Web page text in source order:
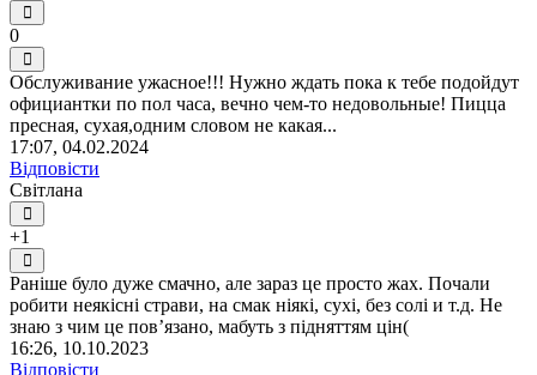
0
Обслуживание ужасное!!! Нужно ждать пока к тебе подойдут
официантки по пол часа, вечно чем-то недовольные! Пицца
пресная, сухая,одним словом не какая...
17:07, 04.02.2024
Відповісти
Світлана
+1
Раніше було дуже смачно, але зараз це просто жах. Почали
робити неякісні страви, на смак ніякі, сухі, без солі и т.д. Не
знаю з чим це повʼязано, мабуть з підняттям цін(
16:26, 10.10.2023
Відповісти